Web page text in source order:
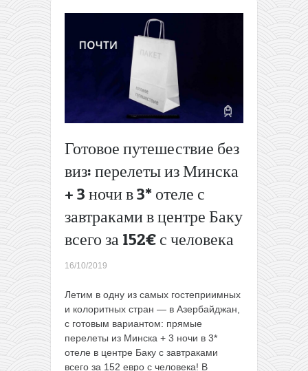
Готовое путешествие без
виз: перелеты из Минска
+ 3 ночи в 3* отеле с
завтраками в центре Баку
всего за 152€ с человека
16/10/2019
Летим в одну из самых гостеприимных
и колоритных стран — в Азербайджан,
с готовым вариантом: прямые
перелеты из Минска + 3 ночи в 3*
отеле в центре Баку с завтраками
всего за 152 евро с человека! В
Прямые
рейсы из
Литвы в
Болонью
всего за
9,99€ в
сторону
или за
20€
туда-
обратно
Варшавы
в
или за
22€